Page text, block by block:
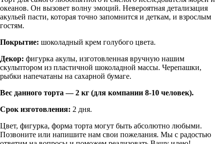
океанов. Он вызовет волну эмоций. Невероятная детализация
акульей пасти, которая точно запомнится и деткам, и взрослым
гостям.
Покрытие: шоколадный крем голубого цвета.
Декор: фигурка акулы, изготовленная вручную нашим
скульптором из пластичной шоколадной массы. Черепашки,
рыбки напечатаны на сахарной бумаге.
Вес данного торта — 2 кг (для компании 8-10 человек).
Срок изготовления: 2 дня.
Цвет, фигурка, форма торта могут быть абсолютно любыми.
Позвоните или напишите нам свои пожелания. Мы с радостью